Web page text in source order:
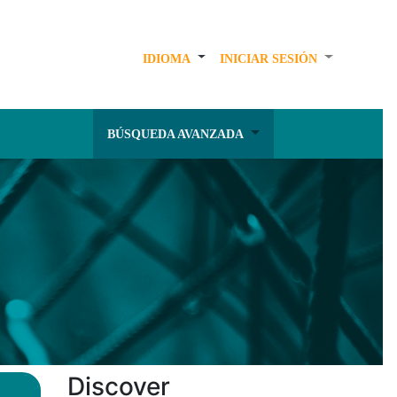
IDIOMA INICIAR SESIÓN
BÚSQUEDA AVANZADA
Discover